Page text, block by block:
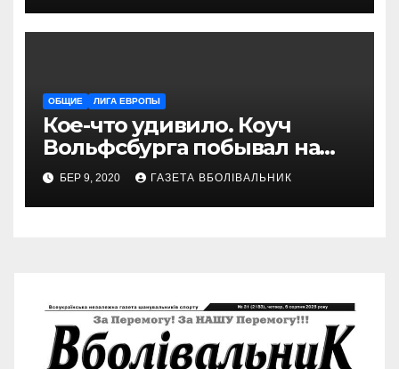
ОБЩИЕ ЛИГА ЕВРОПЫ
Кое-что удивило. Коуч
Вольфсбурга побывал на
матче Шахтера с Колосом
БЕР 9, 2020 ГАЗЕТА ВБОЛІВАЛЬНИК